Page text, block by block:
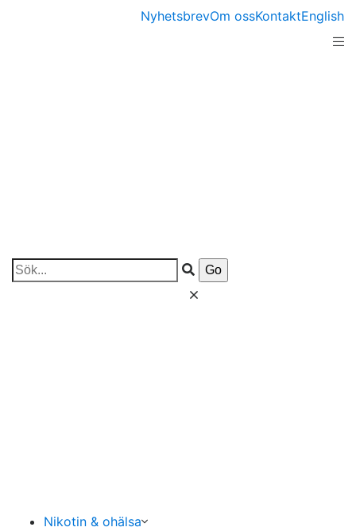
NyhetsbrevOm ossKontaktEnglish
Nikotin & ohälsa